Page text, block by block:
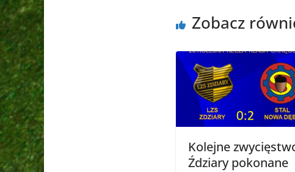
Zobacz
Kolejne
Ździary pokonane